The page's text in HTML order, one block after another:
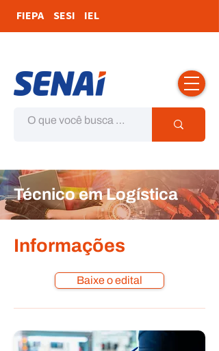
FIEPA SESI IEL
Técnico em Logística
Informações
Baixe o edital